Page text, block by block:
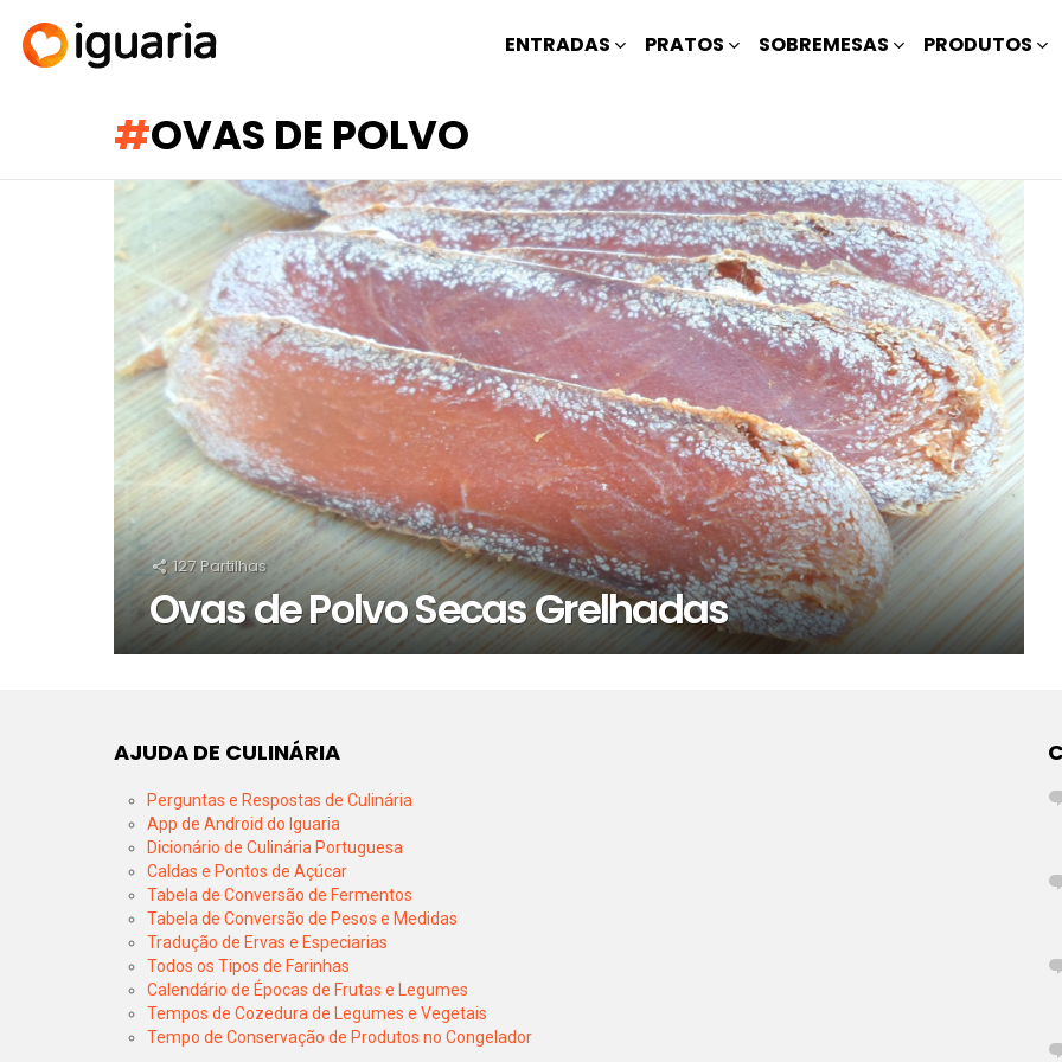
ENTRADAS PRATOS SOBREMESAS PRODUTOS
OVAS DE POLVO
RECOMENDADOS
127 Partilhas
Ovas de Polvo Secas Grelhadas
AJUDA DE CULINÁRIA
Perguntas e Respostas de Culinária
App de Android do Iguaria
Dicionário de Culinária Portuguesa
Caldas e Pontos de Açúcar
Tabela de Conversão de Fermentos
Tabela de Conversão de Pesos e Medidas
Tradução de Ervas e Especiarias
Todos os Tipos de Farinhas
Calendário de Épocas de Frutas e Legumes
Tempos de Cozedura de Legumes e Vegetais
Tempo de Conservação de Produtos no Congelador